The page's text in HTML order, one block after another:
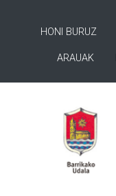
HONI BURUZ
ARAUAK